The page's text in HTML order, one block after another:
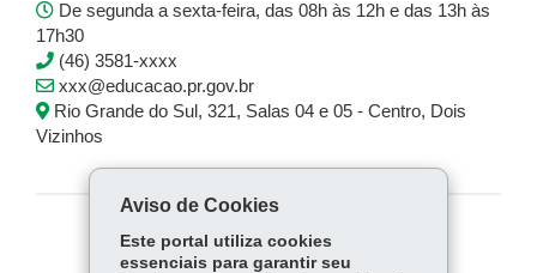
De segunda a sexta-feira, das 08h às 12h e das 13h às
17h30
(46) 3581-xxxx
xxx@educacao.pr.gov.br
Rio Grande do Sul, 321, Salas 04 e 05 - Centro, Dois
Vizinhos
COMPARTILHE:
Aviso de Cookies
Este portal utiliza cookies
essenciais para garantir seu